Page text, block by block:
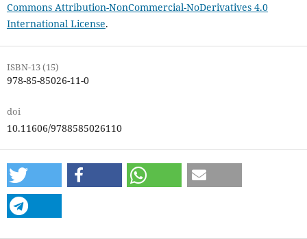
Commons Attribution-NonCommercial-NoDerivatives 4.0
International License.
ISBN-13 (15)
978-85-85026-11-0
doi
10.11606/9788585026110